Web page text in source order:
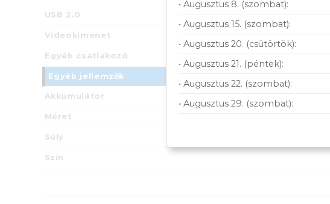
USB 2.0
Videokimenet
Egyéb csatlakozó
Egyéb jellemzők
Akkumulátor
Méret
Súly
Szín
• Augusztus 8. (szombat):
• Augusztus 15. (szombat):
• Augusztus 20. (csütörtök):
• Augusztus 21. (péntek):
• Augusztus 22. (szombat):
• Augusztus 29. (szombat):